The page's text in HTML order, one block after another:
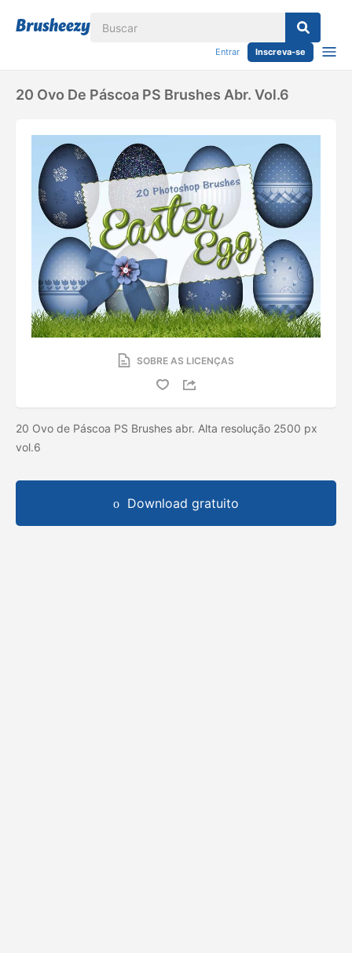
Entrar Inscreva-se
20 Ovo De Páscoa PS Brushes Abr. Vol.6
SOBRE AS LICENÇAS
20 Ovo de Páscoa PS Brushes abr. Alta resolução 2500 px
vol.6
Download gratuito